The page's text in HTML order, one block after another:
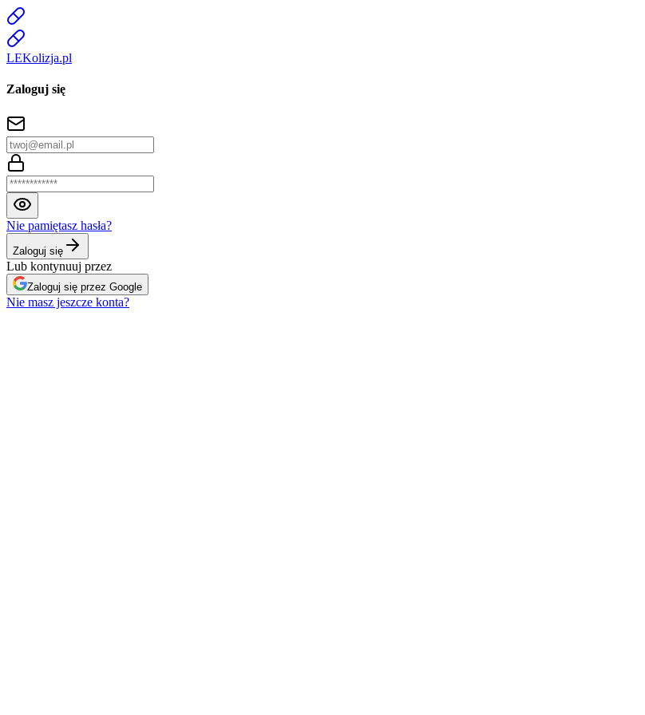
LEKolizja.pl
Zaloguj się
Nie pamiętasz hasła?
Zaloguj się
Lub kontynuuj przez
Zaloguj się przez Google
Nie masz jeszcze konta?